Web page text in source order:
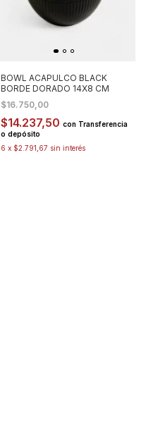
BOWL ACAPULCO BLACK
BORDE DORADO 14X8 CM
$16.750,00
$14.237,50 con Transferencia
o depósito
6 x $2.791,67 sin interés